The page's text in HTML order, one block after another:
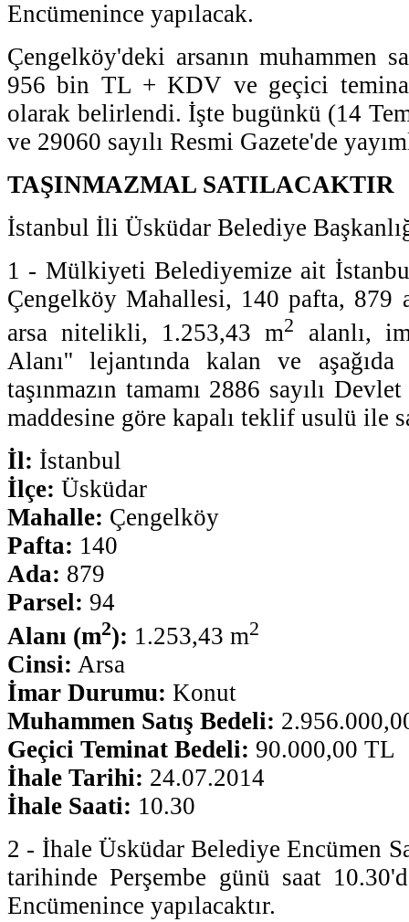
Encümenince yapılacak.
Çengelköy'deki arsanın muhammen
956 bin TL + KDV ve geçici
olarak belirlendi. İşte bugünkü (14
ve 29060 sayılı Resmi Gazete'de
TAŞINMAZMAL SATILACAKTIR
İstanbul İli Üsküdar Belediye
1 - Mülkiyeti Belediyemize ait
Çengelköy Mahallesi, 140 pafta, 879
arsa nitelikli, 1.253,43 m2
alanlı,
Alanı'' lejantında kalan ve
taşınmazın tamamı 2886 sayılı
maddesine göre kapalı teklif usulü ile
İl: İstanbul
İlçe: Üsküdar
Mahalle: Çengelköy
Pafta: 140
Ada: 879
Parsel: 94
Alanı (m2): 1.253,43 m2
Cinsi: Arsa
İmar Durumu: Konut
Muhammen Satış Bedeli:
Geçici Teminat Bedeli: 90.000,00 TL
İhale Tarihi: 24.07.2014
İhale Saati: 10.30
2 - İhale Üsküdar Belediye Encümen
tarihinde Perşembe günü saat
Encümenince yapılacaktır.